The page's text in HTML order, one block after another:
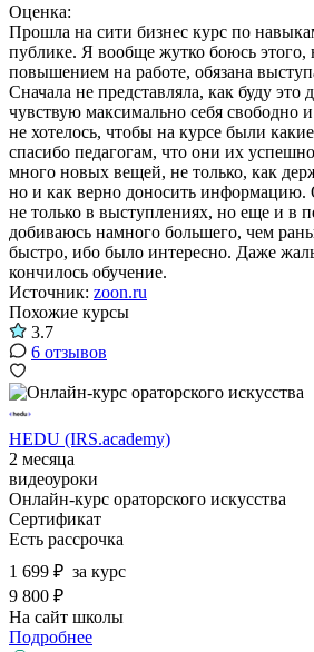
Оценка:
Прошла на сити бизнес курс по
публике. Я вообще жутко боюсь этого,
повышением на работе, обязана
Сначала не представляла, как буду это
чувствую максимально себя свободно
не хотелось, чтобы на курсе были
спасибо педагогам, что они их
много новых вещей, не только, как
но и как верно доносить информацию.
не только в выступлениях, но еще и в
добиваюсь намного большего, чем
быстро, ибо было интересно. Даже
кончилось обучение.
Источник: zoon.ru
Похожие курсы
3.7
6 отзывов
HEDU (IRS.academy)
2 месяца
видеоуроки
Онлайн-курс ораторского искусства
Сертификат
Есть рассрочка
1 699 ₽ за курс
9 800 ₽
На сайт школы
Подробнее